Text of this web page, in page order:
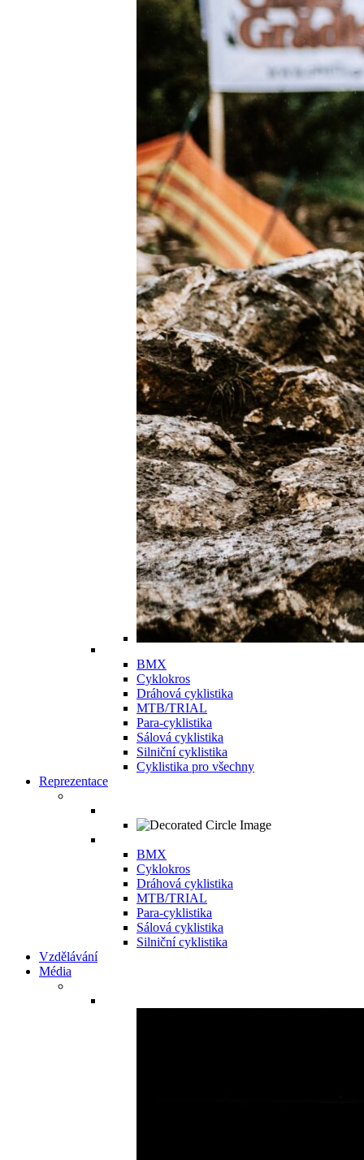
BMX
Cyklokros
Dráhová cyklistika
MTB/TRIAL
Para-cyklistika
Sálová cyklistika
Silniční cyklistika
Cyklistika pro všechny
Reprezentace
BMX
Cyklokros
Dráhová cyklistika
MTB/TRIAL
Para-cyklistika
Sálová cyklistika
Silniční cyklistika
Vzdělávání
Média